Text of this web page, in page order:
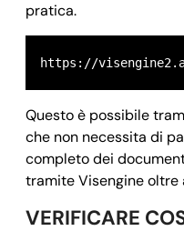
pratica.
https://
Questo è possibile
che non necessita di
completo dei
tramite Visengine oltre
VERIFICARE